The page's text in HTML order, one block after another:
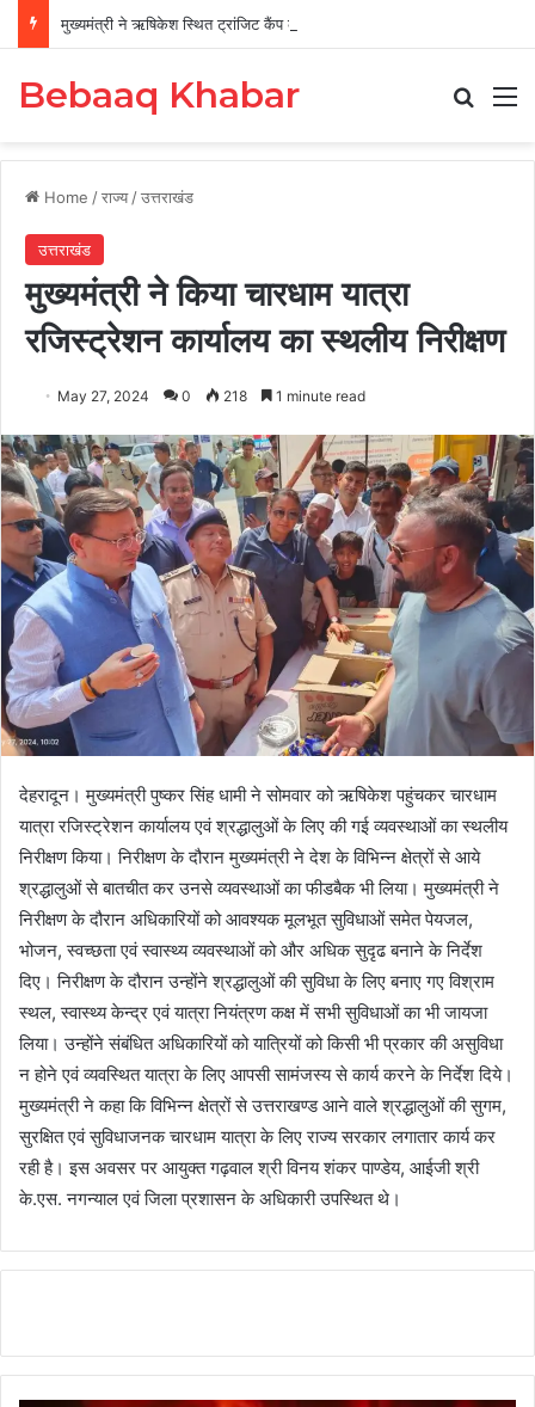
मुख्यमंत्री ने ऋषिकेश स्थित ट्रांजिट कैंप का किया औचक निरीक्षण
Bebaaq Khabar
Home /राज्य /उत्तराखंड
उत्तराखंड
मुख्यमंत्री ने किया चारधाम यात्रा
रजिस्ट्रेशन कार्यालय का स्थलीय निरीक्षण
May 27, 2024 0 218 1 minute read
देहरादून। मुख्यमंत्री पुष्कर सिंह धामी ने सोमवार को ऋषिकेश पहुंचकर चारधाम
यात्रा रजिस्ट्रेशन कार्यालय एवं श्रद्धालुओं के लिए की गई व्यवस्थाओं का स्थलीय
निरीक्षण किया। निरीक्षण के दौरान मुख्यमंत्री ने देश के विभिन्न क्षेत्रों से आये
श्रद्धालुओं से बातचीत कर उनसे व्यवस्थाओं का फीडबैक भी लिया। मुख्यमंत्री ने
निरीक्षण के दौरान अधिकारियों को आवश्यक मूलभूत सुविधाओं समेत पेयजल,
भोजन, स्वच्छता एवं स्वास्थ्य व्यवस्थाओं को और अधिक सुदृढ बनाने के निर्देश
दिए। निरीक्षण के दौरान उन्होंने श्रद्धालुओं की सुविधा के लिए बनाए गए विश्राम
स्थल, स्वास्थ्य केन्द्र एवं यात्रा नियंत्रण कक्ष में सभी सुविधाओं का भी जायजा
लिया। उन्होंने संबंधित अधिकारियों को यात्रियों को किसी भी प्रकार की असुविधा
न होने एवं व्यवस्थित यात्रा के लिए आपसी सामंजस्य से कार्य करने के निर्देश दिये।
मुख्यमंत्री ने कहा कि विभिन्न क्षेत्रों से उत्तराखण्ड आने वाले श्रद्धालुओं की सुगम,
सुरक्षित एवं सुविधाजनक चारधाम यात्रा के लिए राज्य सरकार लगातार कार्य कर
रही है। इस अवसर पर आयुक्त गढ़वाल श्री विनय शंकर पाण्डेय, आईजी श्री
के.एस. नगन्याल एवं जिला प्रशासन के अधिकारी उपस्थित थे।